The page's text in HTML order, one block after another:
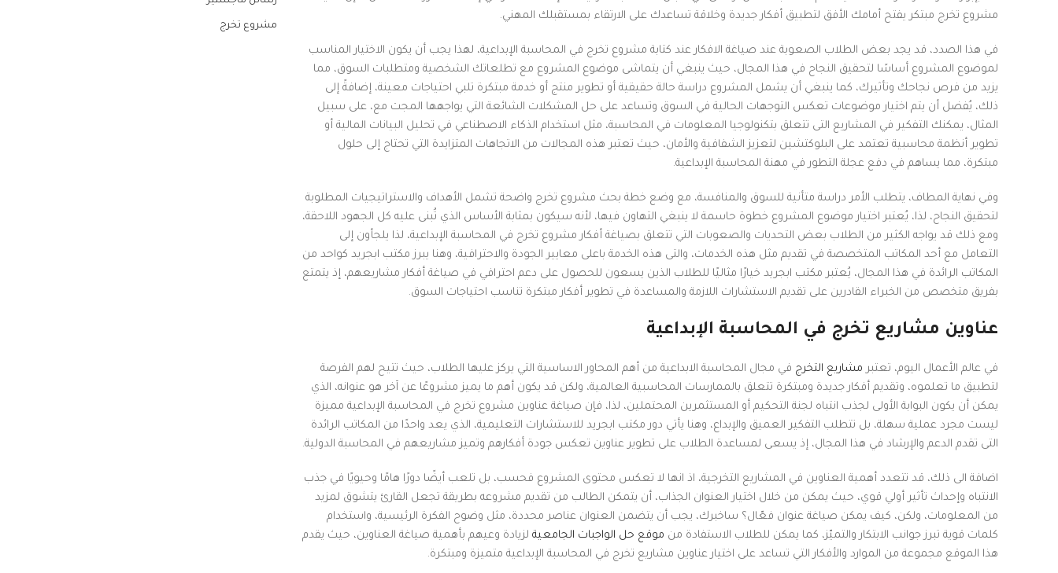
مشروع تخرج مبتكر يفتح أمامك الأفق لتطبيق أفكار جديدة وخلاقة تساعدك على الارتقاء بمستقبلك المهني.
في هذا الصدد، قد يجد بعض الطلاب الصعوبة عند صياغة الافكار عند كتابة مشروع تخرج في المحاسبة الإبداعية، لهذا يجب أن يكون الاختيار المناسب
لموضوع المشروع أساسًا لتحقيق النجاح في هذا المجال، حيث ينبغي أن يتماشى موضوع المشروع مع تطلعاتك الشخصية ومتطلبات السوق، مما
يزيد من فرص نجاحك وتأثيرك، كما ينبغي أن يشمل المشروع دراسة حالة حقيقية أو تطوير منتج أو خدمة مبتكرة تلبي احتياجات معينة، إضافةً إلى
ذلك، يُفضل أن يتم اختيار موضوعات تعكس التوجهات الحالية في السوق وتساعد على حل المشكلات الشائعة التي يواجهها المجت مع، على سبيل
المثال، يمكنك التفكير في المشاريع التى تتعلق بتكنولوجيا المعلومات في المحاسبة، مثل استخدام الذكاء الاصطناعي في تحليل البيانات المالية أو
تطوير أنظمة محاسبية تعتمد على البلوكتشين لتعزيز الشفافية والأمان، حيث تعتبر هذه المجالات من الاتجاهات المتزايدة التي تحتاج إلى حلول
مبتكرة، مما يساهم في دفع عجلة التطور في مهنة المحاسبة الإبداعية.
وفي نهاية المطاف، يتطلب الأمر دراسة متأنية للسوق والمنافسة، مع وضع خطة بحث مشروع تخرج واضحة تشمل الأهداف والاستراتيجيات المطلوبة
لتحقيق النجاح، لذا، يُعتبر اختيار موضوع المشروع خطوة حاسمة لا ينبغي التهاون فيها، لأنه سيكون بمثابة الأساس الذي تُبنى عليه كل الجهود اللاحقة،
ومع ذلك قد يواجه الكثير من الطلاب بعض التحديات والصعوبات التي تتعلق بصياغة أفكار مشروع تخرج في المحاسبة الإبداعية، لذا يلجأون إلى
التعامل مع أحد المكاتب المتخصصة في تقديم مثل هذه الخدمات، والتى هذه الخدمة باعلى معايير الجودة والاحترافية، وهنا يبرز مكتب ابجريد كواحد من
المكاتب الرائدة في هذا المجال، يُعتبر مكتب ابجريد خيارًا مثاليًا للطلاب الذين يسعون للحصول على دعم احترافي في صياغة أفكار مشاريعهم، إذ يتمتع
بفريق متخصص من الخبراء القادرين على تقديم الاستشارات اللازمة والمساعدة في تطوير أفكار مبتكرة تناسب احتياجات السوق.
عناوين مشاريع تخرج في المحاسبة الإبداعية
في عالم الأعمال اليوم، تعتبر مشاريع التخرج في مجال المحاسبة الابداعية من أهم المحاور الاساسية التي يركز عليها الطلاب، حيث تتيح لهم الفرصة
لتطبيق ما تعلموه، وتقديم أفكار جديدة ومبتكرة تتعلق بالممارسات المحاسبية العالمية، ولكن قد يكون أهم ما يميز مشروعًا عن آخر هو عنوانه، الذي
يمكن أن يكون البوابة الأولى لجذب انتباه لجنة التحكيم أو المستثمرين المحتملين، لذا، فإن صياغة عناوين مشروع تخرج في المحاسبة الإبداعية مميزة
ليست مجرد عملية سهلة، بل تتطلب التفكير العميق والإبداع، وهنا يأتي دور مكتب ابجريد للاستشارات التعليمية، الذي يعد واحدًا من المكاتب الرائدة
التى تقدم الدعم والإرشاد في هذا المجال، إذ يسعى لمساعدة الطلاب على تطوير عناوين تعكس جودة أفكارهم وتميز مشاريعهم في المحاسبة الدولية.
اضافة الى ذلك، قد تتعدد أهمية العناوين في المشاريع التخرجية، اذ انها لا تعكس محتوى المشروع فحسب، بل تلعب أيضًا دورًا هامًا وحيويًا في جذب
الانتباه وإحداث تأثير أولي قوي، حيث يمكن من خلال اختيار العنوان الجذاب، أن يتمكن الطالب من تقديم مشروعه بطريقة تجعل القارئ يتشوق لمزيد
من المعلومات، ولكن، كيف يمكن صياغة عنوان فعّال؟ ساخبرك، يجب أن يتضمن العنوان عناصر محددة، مثل وضوح الفكرة الرئيسية، واستخدام
كلمات قوية تبرز جوانب الابتكار والتميّز، كما يمكن للطلاب الاستفادة من موقع حل الواجبات الجامعية لزيادة وعيهم بأهمية صياغة العناوين، حيث يقدم
هذا الموقع مجموعة من الموارد والأفكار التي تساعد على اختيار عناوين مشاريع تخرج في المحاسبة الإبداعية متميزة ومبتكرة.
مشروع تخرج